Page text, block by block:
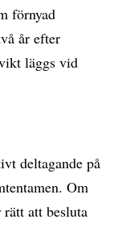
förnyad
år efter
läggs vid
deltagande på
Om
att besluta